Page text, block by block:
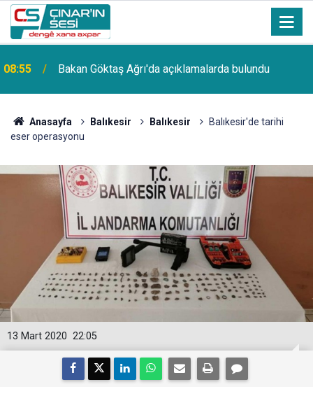
08:55 Bakan Göktaş Ağrı'da açıklamalarda bulundu
Anasayfa Balıkesir Balıkesir
Balıkesir'de tarihi
eser operasyonu
22:05
13 Mart 2020